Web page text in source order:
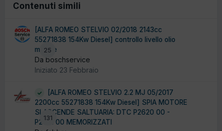
Contenuti simili
25
[ALFA ROMEO STELVIO 02/2018 2143cc
55271838 154Kw Diesel] controllo livello olio
motore
Da boschservice
Iniziato 23 Febbraio
131
[ALFA ROMEO STELVIO 2.2 MJ 05/2017
2200cc 55271838 154Kw Diesel] SPIA MOTORE
SI ACCENDE SALTUARIA: DTC P2620 00 -
P2621 00 MEMORIZZATI